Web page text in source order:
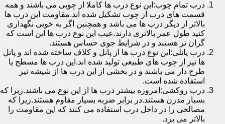
درب تمام چوب:این نوع درب ها کاملا از چوبی می باشند و همه
قسمت های درب از چوب تشکیل شده اند.مقاومت این درب ها
بالاتر از دیگر درب ها می باشد و همچنین اگر به خوبی نگهداری
کنید طول عمر بالاتری دارند.عیب این نوع درب ها این است که
گران تر هستند و در شرایط جوی حساس هستند.
درب پانلی:این نوع درب ها از پانل و کلاف ساخته شده اند و پانل
ها نیز از چوب های طبیعی تولید شده اند.این درب ها مسطح یا
طرح دار می باشند و در بخشی از این درب ها از شیشه نیز
استفاده شده است.
درب روکشی:امروزه بیشتر درب ها از این نوع می باشند.زیرا که
بسیار مدرن هستند.در برابر ضربه بسیار مقاوم هستند.زیرا که
مصالحی را در داخل درب استفاده می کنند که این مقاومت را
بالاتر می برد.